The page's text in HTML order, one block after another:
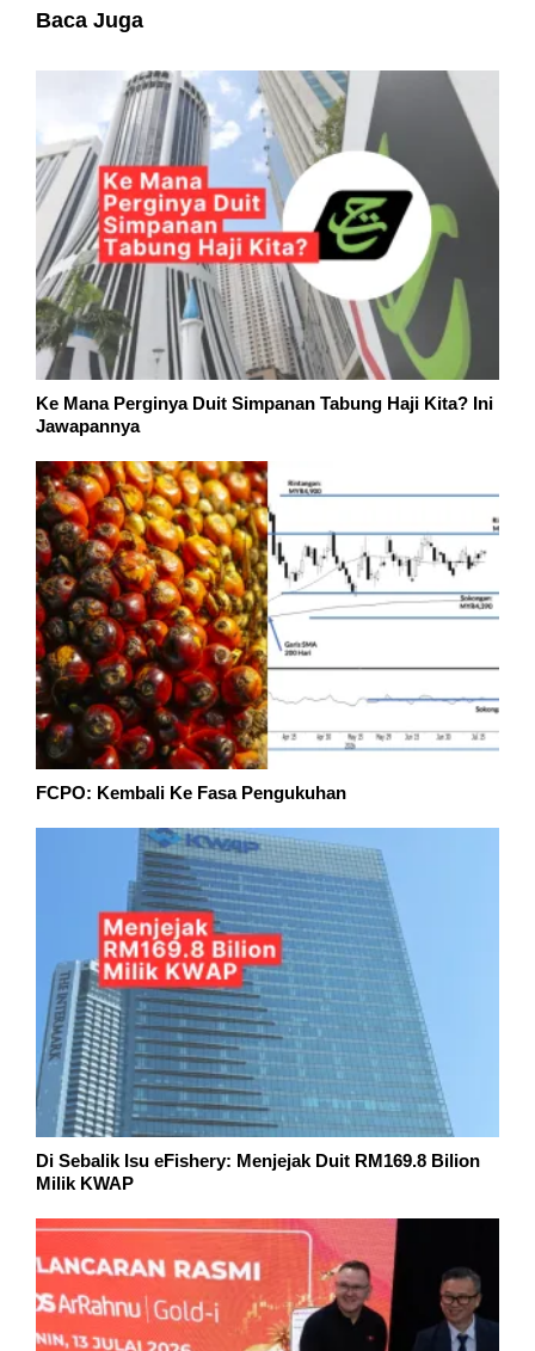
Baca Juga
Ke Mana Perginya Duit Simpanan Tabung Haji Kita? Ini
Jawapannya
FCPO: Kembali Ke Fasa Pengukuhan
Di Sebalik Isu eFishery: Menjejak Duit RM169.8 Bilion
Milik KWAP